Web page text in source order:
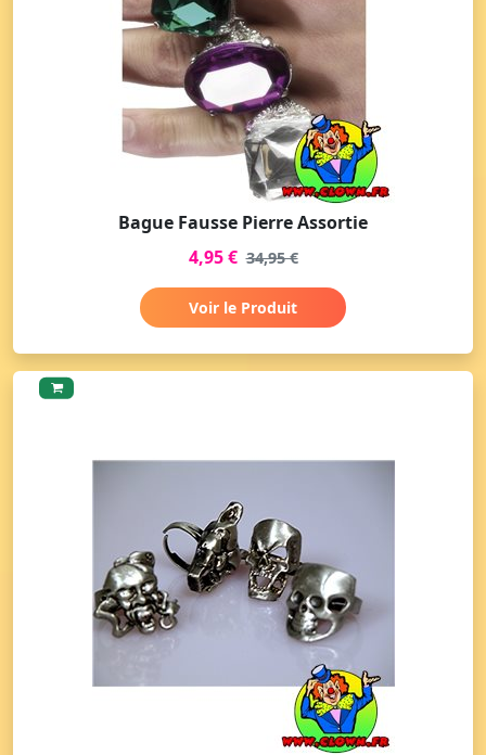
Bague Fausse Pierre Assortie
4,95 € 34,95 €
Voir le Produit